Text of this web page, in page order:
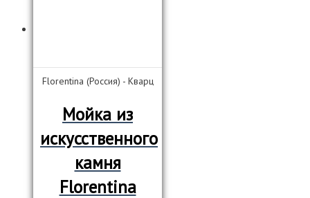
Florentina (Россия) - Кварц
Мойка из
искусственного
камня
Florentina